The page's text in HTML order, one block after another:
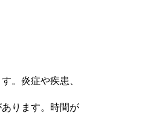
。炎症や疾患、
ります。時間が